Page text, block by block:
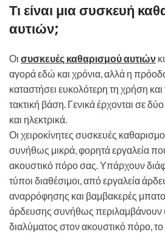
Τι είναι μια συσκευή
αυτιών;
Οι συσκευές καθαρισμού αυτιών
αγορά εδώ και χρόνια, αλλά η
καταστήσει ευκολότερη τη χρήση
τακτική βάση. Γενικά έρχονται σε
και ηλεκτρικά.
Οι χειροκίνητες συσκευές
συνήθως μικρά, φορητά εργαλεία
ακουστικό πόρο σας. Υπάρχουν
τύποι διαθέσιμοι, από εργαλεία
αναρρόφησης και βαμβακερές
άρδευσης συνήθως περιλαμβάνουν
διαλύματος στον ακουστικό πόρο,